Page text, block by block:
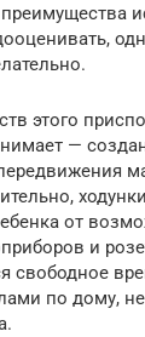
этого
—
от
и
свободное
по дому,